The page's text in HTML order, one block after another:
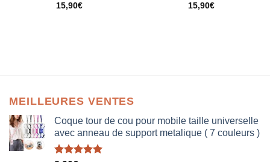
15,90€
15,90€
MEILLEURES VENTES
Coque tour de cou pour mobile taille universelle
avec anneau de support metalique ( 7 couleurs )